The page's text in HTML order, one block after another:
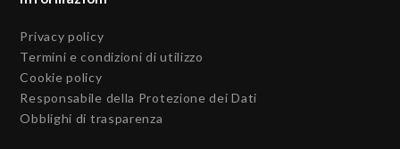
Privacy policy
Termini e condizioni di utilizzo
Cookie policy
Responsabile della Protezione dei Dati
Obblighi di trasparenza